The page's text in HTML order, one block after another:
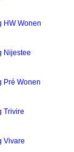
HW Wonen
Nijestee
Pré Wonen
Trivire
Vivare